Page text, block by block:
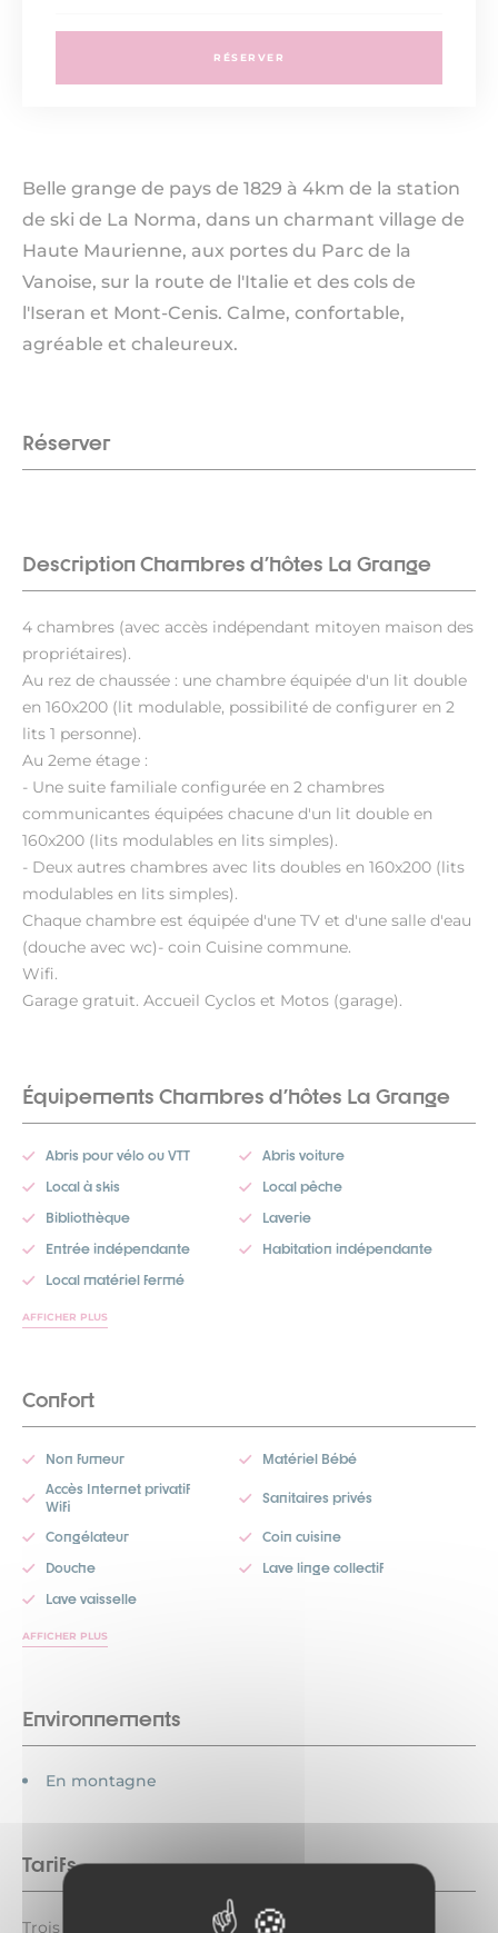
Belle grange de pays de 1829 à 4km de la station
de ski de La Norma, dans un charmant village de
Haute Maurienne, aux portes du Parc de la
Vanoise, sur la route de l'Italie et des cols de
l'Iseran et Mont-Cenis. Calme, confortable,
agréable et chaleureux.
Réserver
Description Chambres d'hôtes La Grange
4 chambres (avec accès indépendant mitoyen maison des
propriétaires).
Au rez de chaussée : une chambre équipée d'un lit double
en 160x200 (lit modulable, possibilité de configurer en 2
lits 1 personne).
Au 2eme étage :
- Une suite familiale configurée en 2 chambres
communicantes équipées chacune d'un lit double en
160x200 (lits modulables en lits simples).
- Deux autres chambres avec lits doubles en 160x200 (lits
modulables en lits simples).
Chaque chambre est équipée d'une TV et d'une salle d'eau
(douche avec wc)- coin Cuisine commune.
Wifi.
Garage gratuit. Accueil Cyclos et Motos (garage).
Équipements Chambres d'hôtes La Grange
Abris pour vélo ou VTT
Abris voiture
Local à skis
Local pêche
Bibliothèque
Laverie
Entrée indépendante
Habitation indépendante
Local matériel fermé
AFFICHER PLUS
Confort
Non fumeur
Matériel Bébé
Accès Internet privatif
Wifi
Sanitaires privés
Congélateur
Coin cuisine
Douche
Lave linge collectif
Lave vaisselle
AFFICHER PLUS
Environnements
En montagne
Tarifs
Trois personnes : à partir de 140 € (Une nuit pour 3
RÉSERVER